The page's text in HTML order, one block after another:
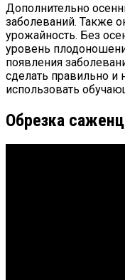
Дополнительно
заболеваний. Также
урожайность. Без
уровень
появления
сделать правильно
использовать
Обрезка